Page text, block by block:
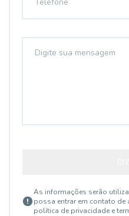
As informações serão
possa entrar em contato de
política de privacidade e